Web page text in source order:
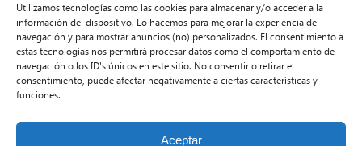
Utilizamos tecnologías como las cookies para almacenar y/o acceder a la
información del dispositivo. Lo hacemos para mejorar la experiencia de
navegación y para mostrar anuncios (no) personalizados. El consentimiento a
estas tecnologías nos permitirá procesar datos como el comportamiento de
navegación o los ID's únicos en este sitio. No consentir o retirar el
consentimiento, puede afectar negativamente a ciertas características y
funciones.
Aceptar
Aviso Legal
Términos y condiciones
Política de privacidad
Contacto